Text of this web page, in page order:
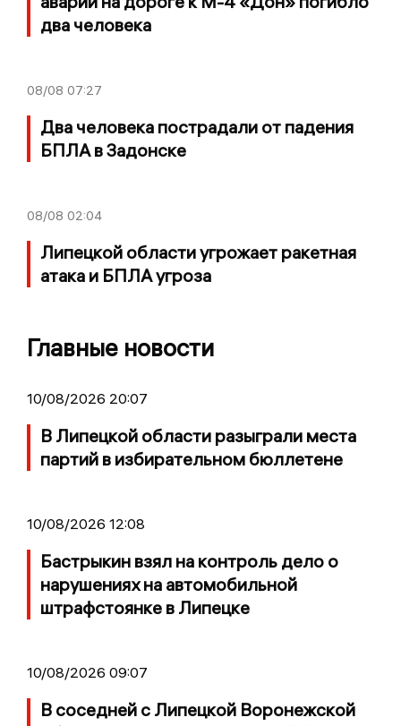
два человека
08/08 07:27
Два человека пострадали от падения
БПЛА в Задонске
08/08 02:04
Липецкой области угрожает ракетная
атака и БПЛА угроза
Главные новости
10/08/2026 20:07
В Липецкой области разыграли места
партий в избирательном бюллетене
10/08/2026 12:08
Бастрыкин взял на контроль дело о
нарушениях на автомобильной
штрафстоянке в Липецке
10/08/2026 09:07
В соседней с Липецкой Воронежской